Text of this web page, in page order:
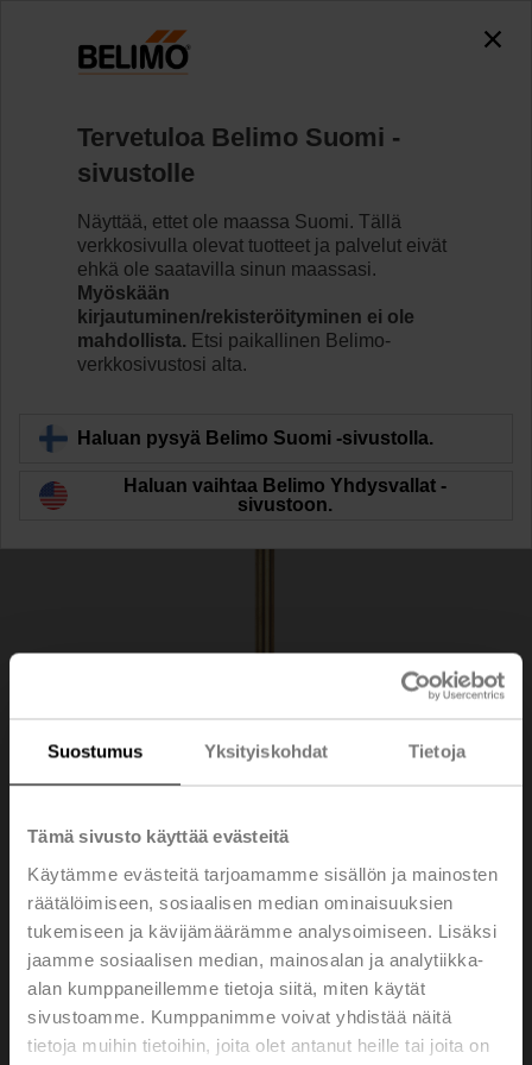
Suostumus Yksityiskohdat Tietoja
Tämä sivusto käyttää evästeitä
Käytämme evästeitä tarjoamamme sisällön ja mainosten
räätälöimiseen, sosiaalisen median ominaisuuksien
tukemiseen ja kävijämäärämme analysoimiseen. Lisäksi
jaamme sosiaalisen median, mainosalan ja analytiikka-
alan kumppaneillemme tietoja siitä, miten käytät
sivustoamme. Kumppanimme voivat yhdistää näitä
tietoja muihin tietoihin, joita olet antanut heille tai joita on
accessing the absolute URL
"https://www.belimo.com/fi/fi_FI/~mgnlArea=outdated~".
Anturit/Mittarit
A-22P-A24
A-22P-A24
Suojatasku Messinki, 200 mm, R 1/2", SW22
Tervetuloa Belimo Suomi -
sivustolle
Näyttää, ettet ole maassa Suomi. Tällä
verkkosivulla olevat tuotteet ja palvelut eivät
ehkä ole saatavilla sinun maassasi.
Myöskään
kirjautuminen/rekisteröityminen ei ole
mahdollista. Etsi paikallinen Belimo-
verkkosivustosi alta.
Haluan pysyä Belimo Suomi -sivustolla.
Haluan vaihtaa Belimo Yhdysvallat -
sivustoon.